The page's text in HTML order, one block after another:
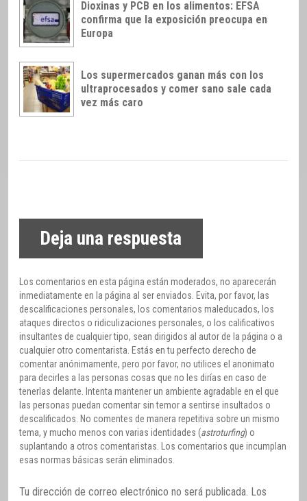
Dioxinas y PCB en los alimentos: EFSA
confirma que la exposición preocupa en
Europa
Los supermercados ganan más con los
ultraprocesados y comer sano sale cada
vez más caro
Deja una respuesta
Los comentarios en esta página están moderados, no aparecerán
inmediatamente en la página al ser enviados. Evita, por favor, las
descalificaciones personales, los comentarios maleducados, los
ataques directos o ridiculizaciones personales, o los calificativos
insultantes de cualquier tipo, sean dirigidos al autor de la página o a
cualquier otro comentarista. Estás en tu perfecto derecho de
comentar anónimamente, pero por favor, no utilices el anonimato
para decirles a las personas cosas que no les dirías en caso de
tenerlas delante. Intenta mantener un ambiente agradable en el que
las personas puedan comentar sin temor a sentirse insultados o
descalificados. No comentes de manera repetitiva sobre un mismo
tema, y mucho menos con varias identidades (astroturfing) o
suplantando a otros comentaristas. Los comentarios que incumplan
esas normas básicas serán eliminados.
Tu dirección de correo electrónico no será publicada. Los